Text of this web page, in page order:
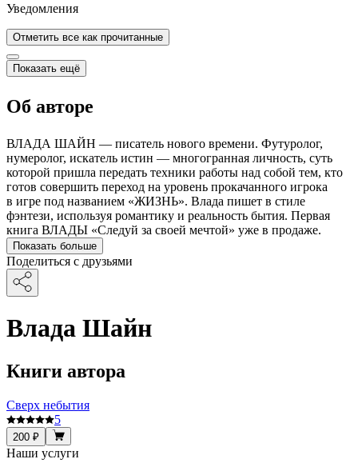
Уведомления
Отметить все как прочитанные
Показать ещё
Об авторе
ВЛАДА ШАЙН — писатель нового времени. Футуролог,
нумеролог, искатель истин — многогранная личность, суть
которой пришла передать техники работы над собой тем, кто
готов совершить переход на уровень прокачанного игрока
в игре под названием «ЖИЗНЬ». Влада пишет в стиле
фэнтези, используя романтику и реальность бытия. Первая
книга ВЛАДЫ «Следуй за своей мечтой» уже в продаже.
Показать больше
Поделиться с друзьями
Влада Шайн
Книги автора
Сверх небытия
5
200 ₽
Наши услуги